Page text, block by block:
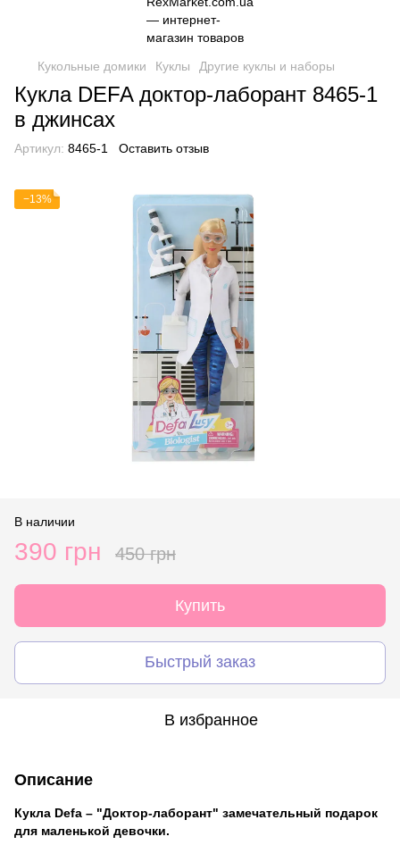
Кукольные домики Куклы Другие куклы и наборы
Кукла DEFA доктор-лаборант 8465-1
в джинсах
Артикул: 8465-1 Оставить отзыв
−13%
В наличии
390 грн 450 грн
Купить
Быстрый заказ
В избранное
Описание
Кукла Defa – "Доктор-лаборант" замечательный подарок
для маленькой девочки.